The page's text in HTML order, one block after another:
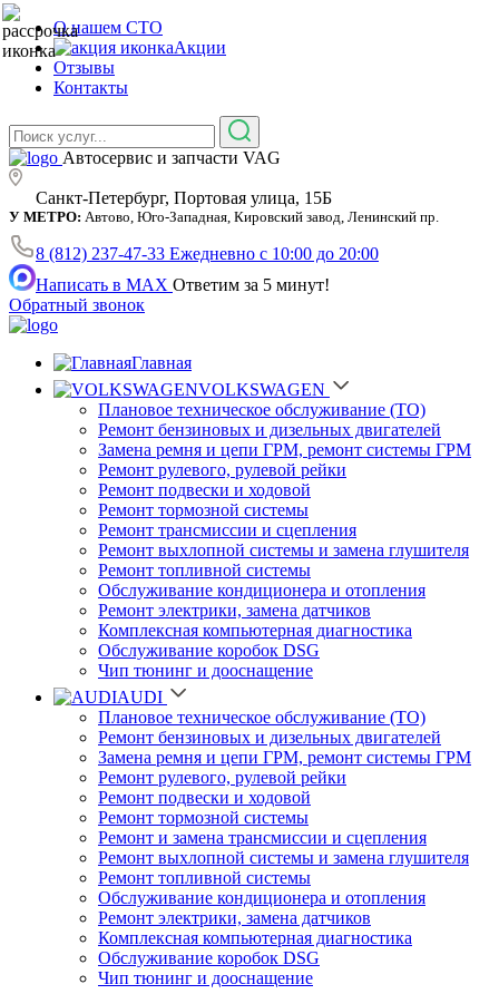
О нашем СТО
Акции
Отзывы
Контакты
Автосервис и запчасти VAG
Санкт-Петербург, Портовая улица, 15Б
У МЕТРО: Автово, Юго-Западная, Кировский завод, Ленинский пр.
8 (812) 237-47-33 Ежедневно с 10:00 до 20:00
Написать в MAX Ответим за 5 минут!
Обратный звонок
Главная
VOLKSWAGEN
Плановое техническое обслуживание (ТО)
Ремонт бензиновых и дизельных двигателей
Замена ремня и цепи ГРМ, ремонт системы ГРМ
Ремонт рулевого, рулевой рейки
Ремонт подвески и ходовой
Ремонт тормозной системы
Ремонт трансмиссии и сцепления
Ремонт выхлопной системы и замена глушителя
Ремонт топливной системы
Обслуживание кондиционера и отопления
Ремонт электрики, замена датчиков
Комплексная компьютерная диагностика
Обслуживание коробок DSG
Чип тюнинг и дооснащение
AUDI
Плановое техническое обслуживание (ТО)
Ремонт бензиновых и дизельных двигателей
Замена ремня и цепи ГРМ, ремонт системы ГРМ
Ремонт рулевого, рулевой рейки
Ремонт подвески и ходовой
Ремонт тормозной системы
Ремонт и замена трансмиссии и сцепления
Ремонт выхлопной системы и замена глушителя
Ремонт топливной системы
Обслуживание кондиционера и отопления
Ремонт электрики, замена датчиков
Комплексная компьютерная диагностика
Обслуживание коробок DSG
Чип тюнинг и дооснащение